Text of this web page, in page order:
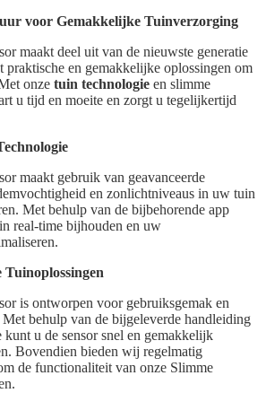
voor Gemakkelijke Tuinverzorging
maakt deel uit van de nieuwste generatie
praktische en gemakkelijke oplossingen om
onze tuin technologie en slimme
u tijd en moeite en zorgt u tegelijkertijd
maakt gebruik van geavanceerde
en zonlichtniveaus in uw tuin
Met behulp van de bijbehorende app
real-time bijhouden en uw
is ontworpen voor gebruiksgemak en
behulp van de bijgeleverde handleiding
kunt u de sensor snel en gemakkelijk
Bovendien bieden wij regelmatig
de functionaliteit van onze Slimme